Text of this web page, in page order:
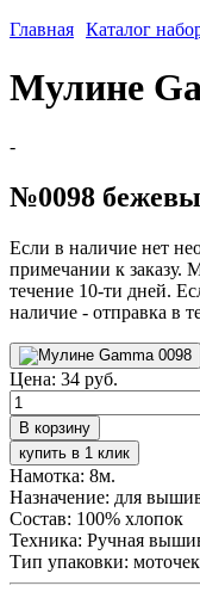
Главная Каталог
Мулине
-
№0098
Если в наличие нет
примечании к заказу.
течение 10-ти дней.
наличие - отправка в
Цена: 34 руб.
купить в 1 клик
Намотка: 8м.
Назначение: для
Состав: 100% хлопок
Техника: Ручная
Тип упаковки: моточек